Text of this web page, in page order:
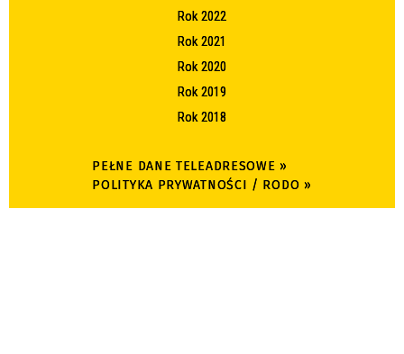
Rok 2022
Rok 2021
Rok 2020
Rok 2019
Rok 2018
PEŁNE DANE TELEADRESOWE »
POLITYKA PRYWATNOŚCI / RODO »